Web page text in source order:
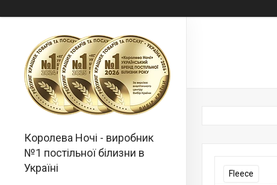
Королева Ночі - виробник
№1 постільної білизни в
Україні
Fleece